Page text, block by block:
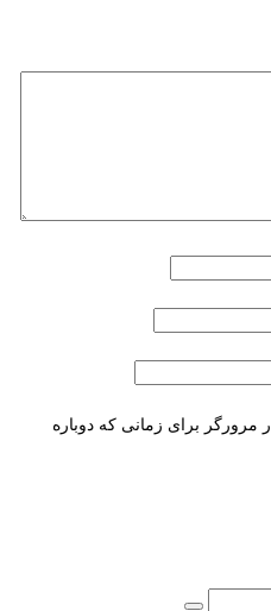
مرورگر برای زمانی که دوباره